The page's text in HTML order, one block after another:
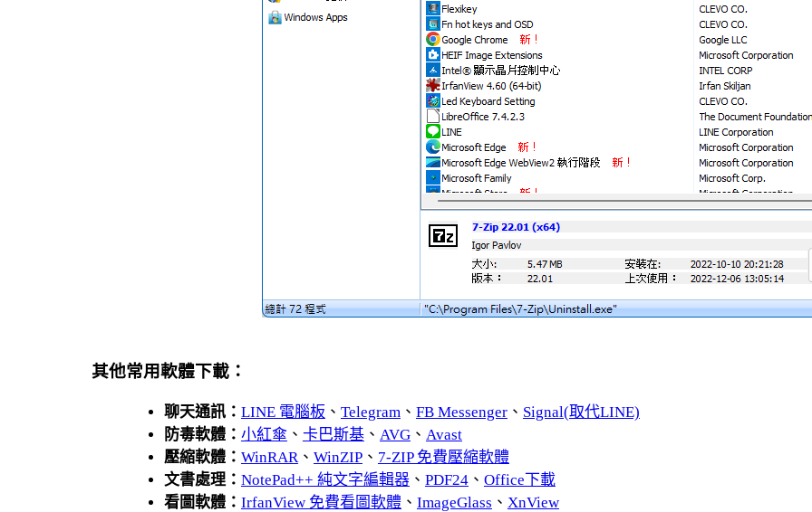
其他常用軟體下載：
聊天通訊： LINE 電腦板 、 Telegram、 FB Messenger、 Signal(取代LINE)
防毒軟體： 小紅傘 、 卡巴斯基、 AVG、 Avast
壓縮軟體： WinRAR、 WinZIP、 7-ZIP 免費壓縮軟體
文書處理： NotePad++ 純文字編輯器、 PDF24、 Office下載
看圖軟體： IrfanView 免費看圖軟體、 ImageGlass 、 XnView